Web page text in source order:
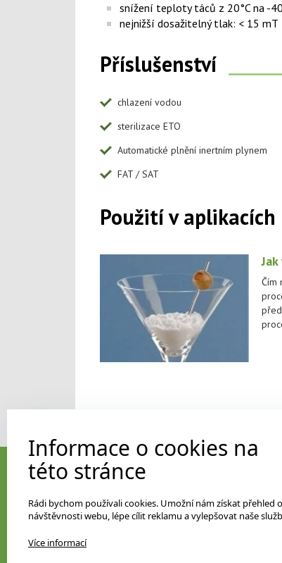
snížení teploty táců z 20°C na -
nejnižší dosažitelný tlak: < 15 mT
Příslušenství
chlazení vodou
sterilizace ETO
Automatické plnění inertním plynem
FAT / SAT
Použití v aplikacích
Čím
Kontaktujte nás
Biotrade Instruments, s. r. o.
Šlikova 20
Informace o cookies na
této stránce
Rádi bychom používali cookies. Umožní nám získat přehled o
návštěvnosti webu, lépe cílit reklamu a vylepšovat naše
Více informací